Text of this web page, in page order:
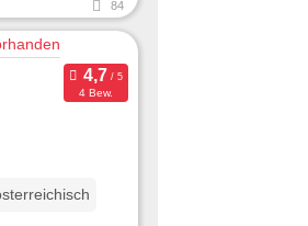
84
4 Bew.